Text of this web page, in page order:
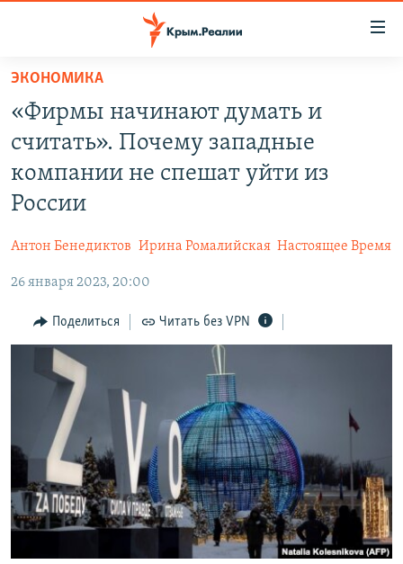
Вернуться
основному
содержанию
главной
Вернутся
СПЕЦПРОЕКТЫ
ИСТОРИЯ
ИНФОГРАФИКА
ТЕЛЕПРОЕКТ КРЫМ.РЕАЛИИ
СОВЕТЫ ПРАВОЗАЩИТНИКОВ
ПРОПАВШИЕ БЕЗ ВЕСТИ
ПОБЕДИТЕЛЕЙ НЕ СУДЯТ?
КРЫМ.НЕПОКОРЕННЫЙ
ELIFBE
УКРАИНСКАЯ ПРОБЛЕМА КРЫМА
РАДІО СВОБОДА
КАК ОБОЙТИ БЛОКИРОВКУ
Qırımtatar
ПРИСОЕДИНЯЙТЕСЬ!
ЭКОНОМИКА
«Фирмы начинают думать и
считать». Почему западные
компании не спешат уйти из
России
Антон Бенедиктов Ирина Ромалийская Настоящее Время
26 января 2023, 20:00
Поделиться Читать без VPN